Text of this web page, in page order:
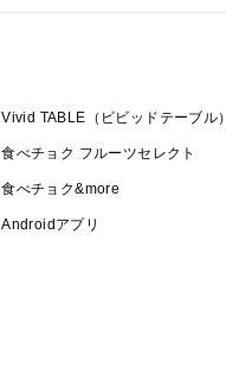
Vivid TABLE（ビビッドテーブル）
食べチョク フルーツセレクト
食べチョク&more
Androidアプリ